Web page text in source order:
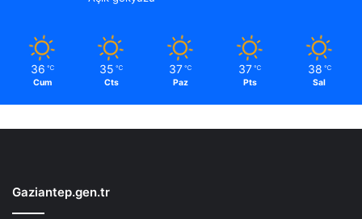
36 ℃
Cum
35 ℃
Cts
37 ℃
Paz
37 ℃
Pts
38 ℃
Sal
Gaziantep.gen.tr